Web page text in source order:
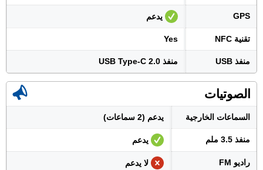
GPS يدعم
تقنية NFC Yes
منفذ USB منفذ USB Type-C 2.0
الصوتيات
السماعات الخارجية يدعم (2 سماعات)
منفذ 3.5 ملم يدعم
راديو FM لا يدعم